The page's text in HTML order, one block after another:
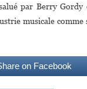
par Berry
musicale
on Facebook